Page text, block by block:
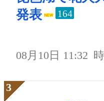
発表
164
08月10日 11:32